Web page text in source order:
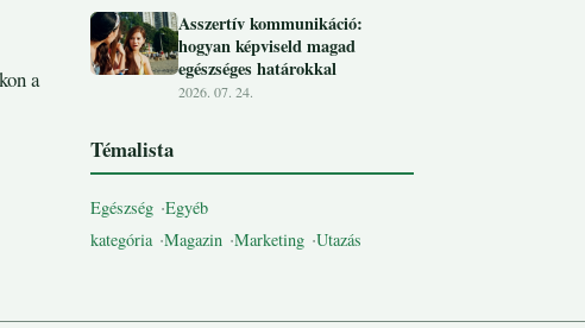
a
Asszertív kommunikáció:
hogyan képviseld magad
egészséges határokkal
2026. 07. 24.
Témalista
Egészség Egyéb
kategória Magazin Marketing Utazás